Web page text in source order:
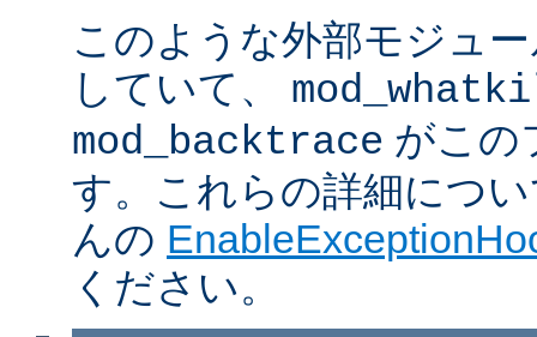
このような外部モジュ
していて、
mod_backtrace がこの
す。これらの詳細につ
んの
ください。